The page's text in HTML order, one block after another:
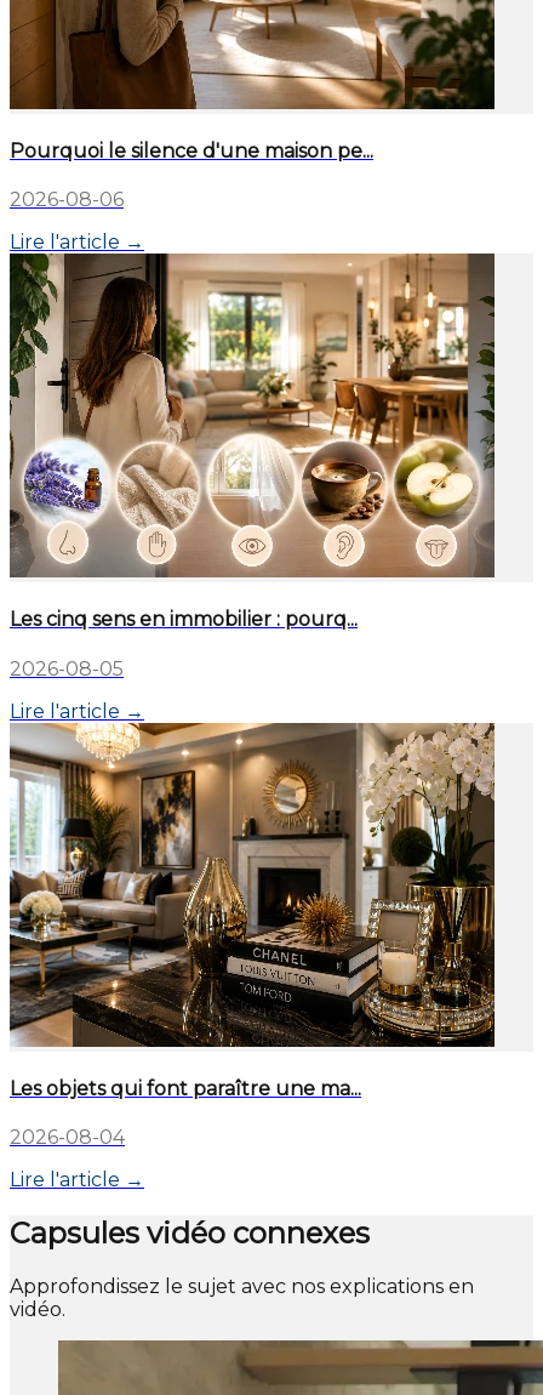
Pourquoi le silence d'une maison pe...
2026-08-06
Lire l'article →
Les cinq sens en immobilier : pourq...
2026-08-05
Lire l'article →
Les objets qui font paraître une ma...
2026-08-04
Lire l'article →
Capsules vidéo connexes
Approfondissez le sujet avec nos explications en
vidéo.